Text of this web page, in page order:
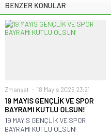
BENZER KONULAR
Zmanşet 18 Mayıs 2026 23:21
19 MAYIS GENÇLİK VE SPOR
BAYRAMI KUTLU OLSUN!
19 MAYIS GENÇLİK VE SPOR
BAYRAMI KUTLU OLSUN!